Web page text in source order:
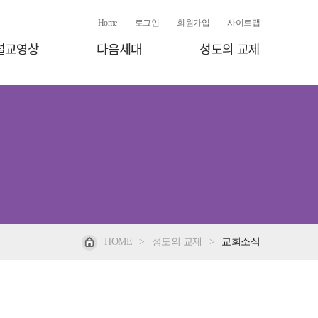
Home 로그인 회원가입 사이트맵
교영상 다음세대 성도의 교제
HOME > 성도의 교제 > 교회소식